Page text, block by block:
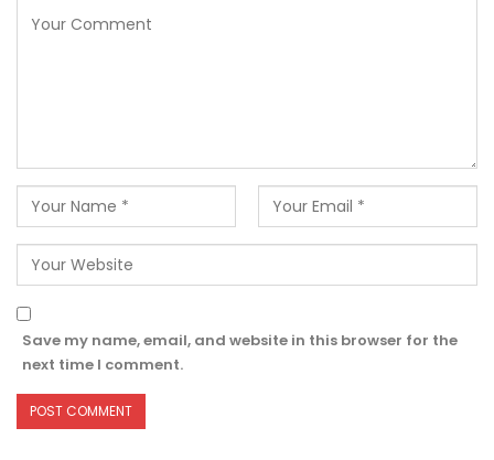
Save my name, email, and website in this browser for the
next time I comment.